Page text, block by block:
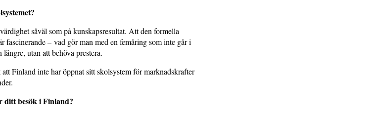
såväl som på kunskapsresultat. Att den formella
fascinerande – vad gör man med en femåring som inte går i
utan att behöva prestera.
att Finland inte har öppnat sitt skolsystem för marknadskrafter
ditt besök i Finland?